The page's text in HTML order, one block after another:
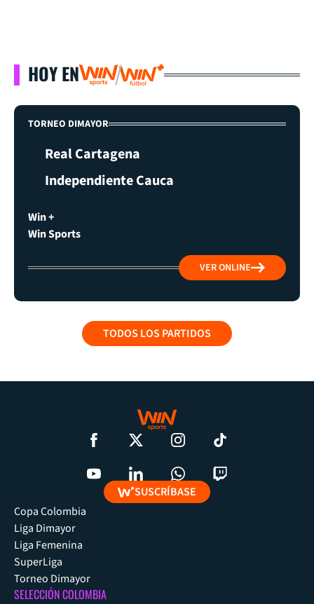
HOY EN
TORNEO DIMAYOR
Real Cartagena
Independiente Cauca
Win +
Win Sports
VER ONLINE
TODOS LOS PARTIDOS
SUSCRÍBASE
Copa Colombia
Liga Dimayor
Liga Femenina
SuperLiga
Torneo Dimayor
SELECCIÓN COLOMBIA